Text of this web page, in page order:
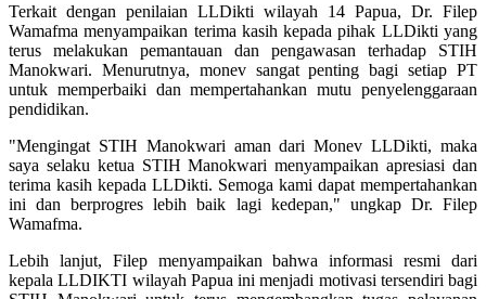
Terkait dengan penilaian LLDikti wilayah 14 Papua, Dr. Filep
Wamafma menyampaikan terima kasih kepada pihak LLDikti yang
terus melakukan pemantauan dan pengawasan terhadap STIH
Manokwari. Menurutnya, monev sangat penting bagi setiap PT
untuk memperbaiki dan mempertahankan mutu penyelenggaraan
pendidikan.
"Mengingat STIH Manokwari aman dari Monev LLDikti, maka
saya selaku ketua STIH Manokwari menyampaikan apresiasi dan
terima kasih kepada LLDikti. Semoga kami dapat mempertahankan
ini dan berprogres lebih baik lagi kedepan," ungkap Dr. Filep
Wamafma.
Lebih lanjut, Filep menyampaikan bahwa informasi resmi dari
kepala LLDIKTI wilayah Papua ini menjadi motivasi tersendiri bagi